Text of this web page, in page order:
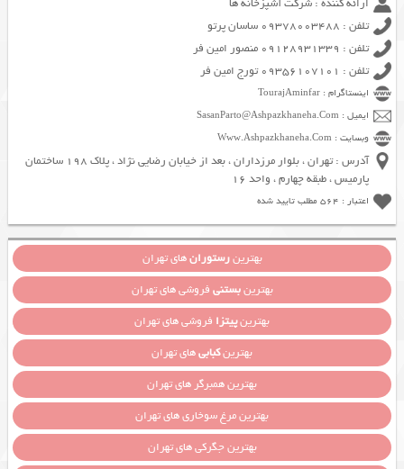
ارائه کننده : شرکت آشپزخانه ها
تلفن : 09378003488 ساسان پرتو
تلفن : 09128931339 منصور امین فر
تلفن : 09356107101 تورج امین فر
اینستاگرام : TourajAminfar
ایمیل : SasanParto@Ashpazkhaneha.Com
وبسایت : Www.Ashpazkhaneha.Com
آدرس : تهران ، بلوار مرزداران ، بعد از خیابان رضایی نژاد ، پلاک 198 ساختمان
پارمیس ، طبقه چهارم ، واحد 16
اعتبار : 564 مطلب تایید شده
بهترینرستورانهای تهران
بهترینبستنی فروشی های تهران
بهترینپیتزا فروشی های تهران
بهترینکبابیهای تهران
بهترین همبرگر های تهران
بهترین مرغ سوخاری های تهران
بهترین جگرکی های تهران